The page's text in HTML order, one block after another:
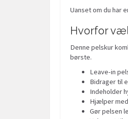
Uanset om du har
Hvorfor
Denne pelskur
børste.
Leave-in
Bidrager til
Indeholder
Hjælper
Gør pelsen